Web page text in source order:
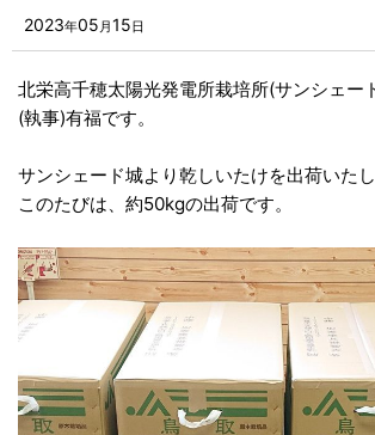
2023年05 月15日
北栄高千穂太陽光発電所栽培所(サンシェー
(執事)有福です。
サンシェード城より乾しいたけを出荷いたし
このたびは、約50kgの出荷です。